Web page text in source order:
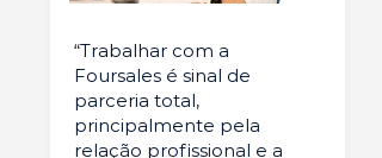
“Trabalhar com a
Foursales é sinal de
parceria total,
principalmente pela
relação profissional e a